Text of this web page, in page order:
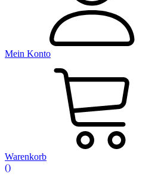
Mein Konto
Warenkorb
()